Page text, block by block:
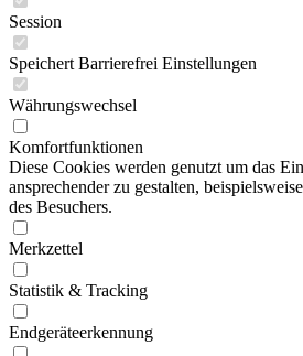
Session
Speichert Barrierefrei Einstellungen
Währungswechsel
Komfortfunktionen
Diese Cookies werden genutzt um das
ansprechender zu gestalten,
des Besuchers.
Merkzettel
Statistik & Tracking
Endgeräteerkennung